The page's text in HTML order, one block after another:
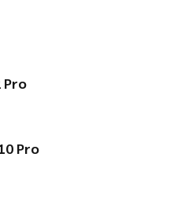
Pro
Pro